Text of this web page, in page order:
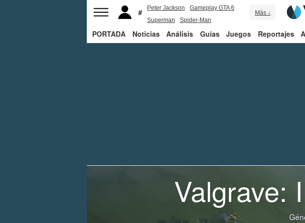
Peter Jackson
Gameplay GTA 6
Superman
Spider-Man
Más ↓
PORTADA Noticias Análisis Guías Juegos Reportajes
Valgrave: